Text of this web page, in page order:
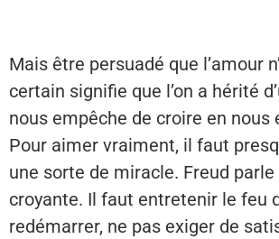
Mais être persuadé que l’amour
certain signifie que l’on a hérité
nous empêche de croire en nous
Pour aimer vraiment, il faut
une sorte de miracle. Freud parle
croyante. Il faut entretenir le feu
redémarrer, ne pas exiger de